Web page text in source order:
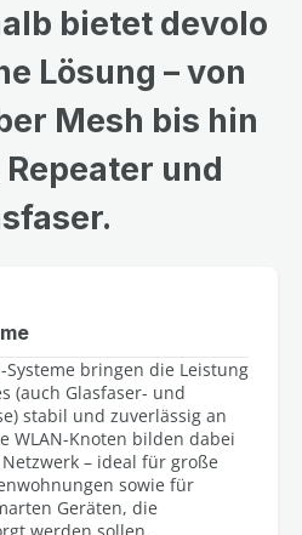
bietet devolo
Lösung – von
Mesh bis hin
und
Systeme bringen die Leistung
(auch Glasfaser- und
stabil und zuverlässig an
WLAN-Knoten bilden dabei
– ideal für große
sowie für
Geräten, die